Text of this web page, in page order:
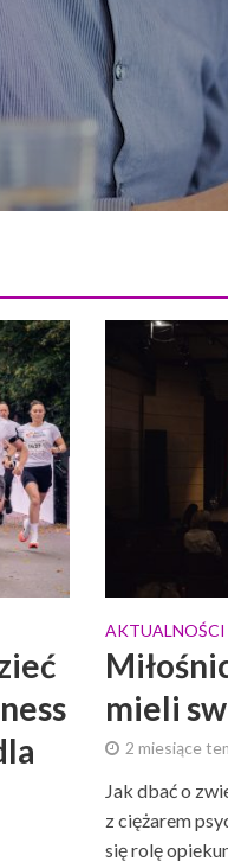
AKTUALNOŚCI
mieli
2 miesiące
Jak dbać o
z ciężarem
się rolę